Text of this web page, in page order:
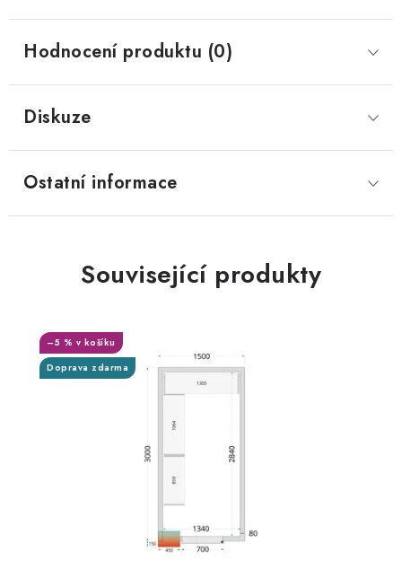
Hodnocení produktu (0)
Diskuze
Ostatní informace
Související produkty
Doprava zdarma
–5 % v košíku